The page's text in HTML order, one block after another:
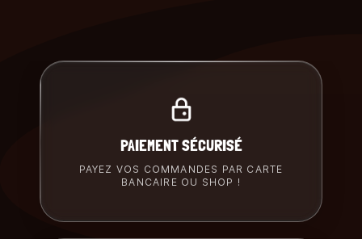
PAIEMENT SÉCURISÉ
PAYEZ VOS COMMANDES PAR CARTE
BANCAIRE OU SHOP !